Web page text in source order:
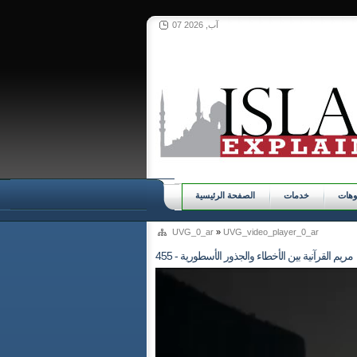
07 آب, 2026
الصفحة الرئيسية خدمات
UVG_0_ar » UVG_video_player_0_ar
455 - مريم القرآنية بين الأخطاء والجذور الأسطورية